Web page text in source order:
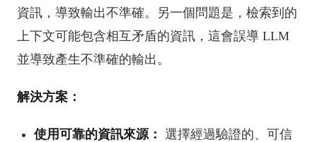
資訊，導致輸出不準確。另一個問題是，檢索到的
上下文可能包含相互矛盾的資訊，這會誤導 LLM
並導致產生不準確的輸出。
解決方案：
使用可靠的資訊來源： 選擇經過驗證的、可信